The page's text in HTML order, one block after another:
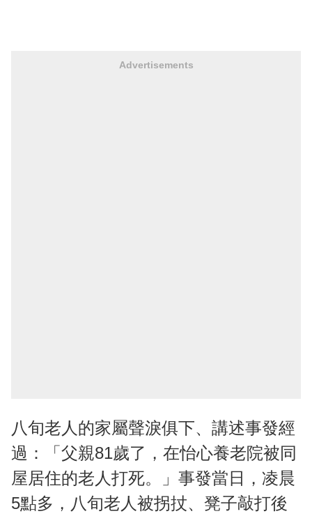
Advertisements
八旬老人的家屬聲淚俱下、講述事發經
過：「父親81歲了，在怡心養老院被同
屋居住的老人打死。」事發當日，凌晨
5點多，八旬老人被拐扙、凳子敲打後